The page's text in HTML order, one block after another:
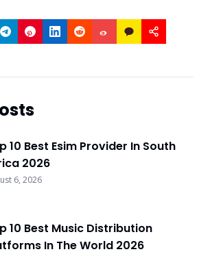
10 Best Esim Provider In South
2026
6, 2026
10 Best Music Distribution
In The World 2026